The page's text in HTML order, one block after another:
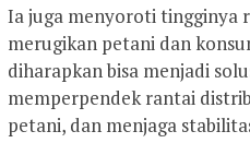
Ia juga menyoroti tingginya
merugikan petani dan
diharapkan bisa menjadi
memperpendek rantai
petani, dan menjaga